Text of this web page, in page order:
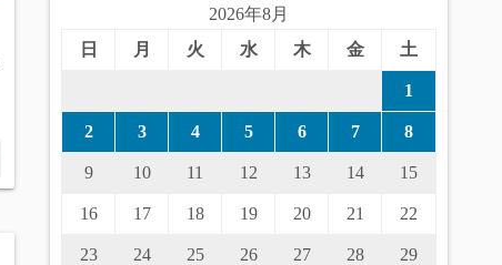
2026年8月
日
月 火 水 木 金 土
1
2 3 4 5 6 7 8
9 10 11 12 13 14 15
16 17 18 19 20 21 22
23 24 25 26 27 28 29